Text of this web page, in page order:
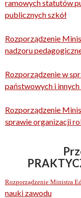
ramowych statutów
publicznych szkół
Rozporządzenie
nadzoru
Rozporządzenie w
państwowych i
Rozporządzenie
sprawie organizacji
Rozporządzenie Ministra
nauki zawodu